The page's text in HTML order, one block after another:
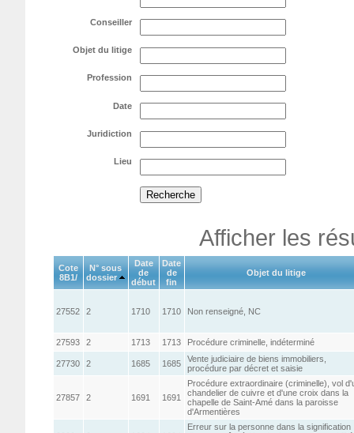
Conseiller
Objet du litige
Profession
Date
Juridiction
Lieu
Afficher les
Cote
8B1/
N° sous
dossier
Date
de
début
Date
de
fin
Objet du litige
27552 2 1710 1710 Non renseigné, NC
27593 2 1713 1713 Procédure criminelle, indéterminé
27730 2 1685 1685
Vente judiciaire de biens immobiliers,
procédure par décret et saisie
27857 2 1691 1691
Procédure extraordinaire (criminelle), vol
chandelier de cuivre et d'une croix dans la
chapelle de Saint-Amé dans la paroisse
d'Armentières
Erreur sur la personne dans la signification